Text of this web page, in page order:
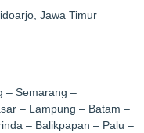
Jawa Timur
– Semarang –
– Lampung – Batam –
– Balikpapan – Palu –